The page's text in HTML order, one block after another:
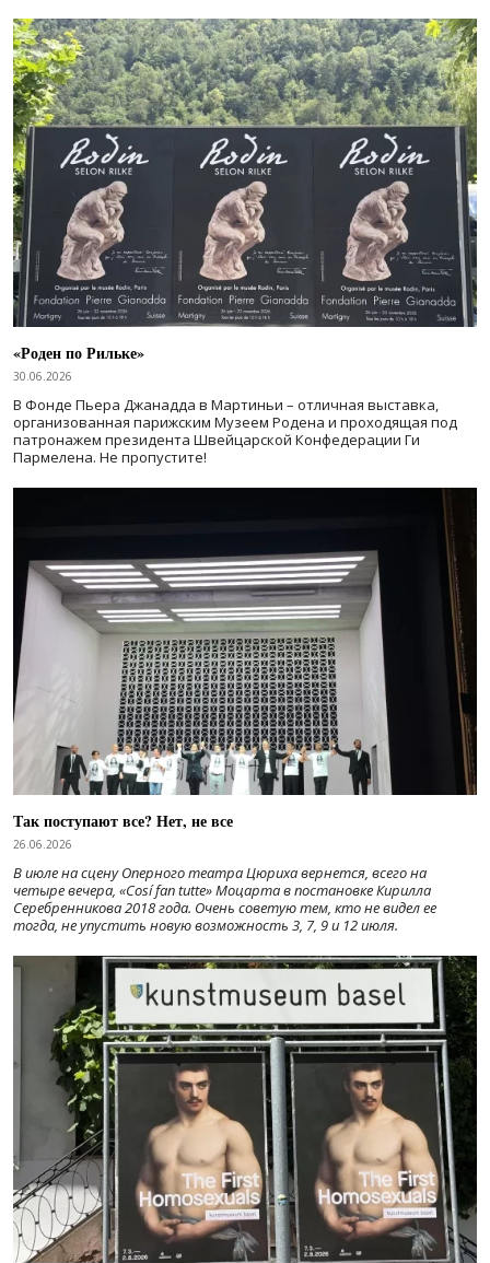
«Роден по Рильке»
30.06.2026
В Фонде Пьера Джанадда в Мартиньи – отличная выставка,
организованная парижским Музеем Родена и проходящая под
патронажем президента Швейцарской Конфедерации Ги
Пармелена. Не пропустите!
Так поступают все? Нет, не все
26.06.2026
В июле на сцену Оперного театра Цюриха вернется, всего на
четыре вечера, «Cosí fan tutte» Моцарта в постановке Кирилла
Серебренникова 2018 года. Очень советую тем, кто не видел ее
тогда, не упустить новую возможность 3, 7, 9 и 12 июля.